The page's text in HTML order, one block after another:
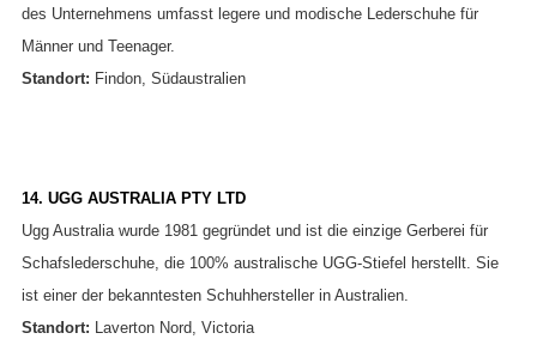
des Unternehmens umfasst legere und modische Lederschuhe für
Männer und Teenager.
Standort: Findon, Südaustralien
14. UGG AUSTRALIA PTY LTD
Ugg Australia wurde 1981 gegründet und ist die einzige Gerberei für
Schafslederschuhe, die 100% australische UGG-Stiefel herstellt. Sie
ist einer der bekanntesten Schuhhersteller in Australien.
Standort: Laverton Nord, Victoria